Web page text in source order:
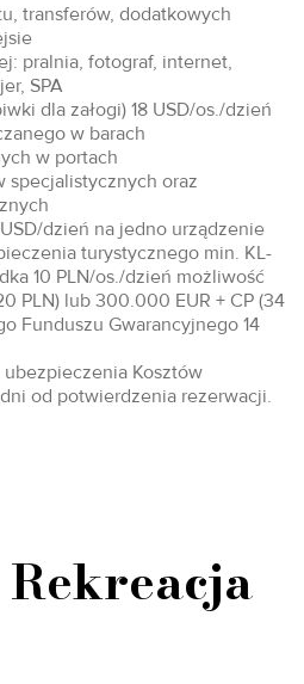
transferów, dodatkowych
pralnia, fotograf, internet,
SPA
dla załogi) 18 USD/os./dzień
w barach
w portach
specjalistycznych oraz
dzień na jedno urządzenie
turystycznego min. KL-
10 PLN/os./dzień możliwość
PLN) lub 300.000 EUR + CP (34
Funduszu Gwarancyjnego 14
Kosztów
od potwierdzenia rezerwacji.